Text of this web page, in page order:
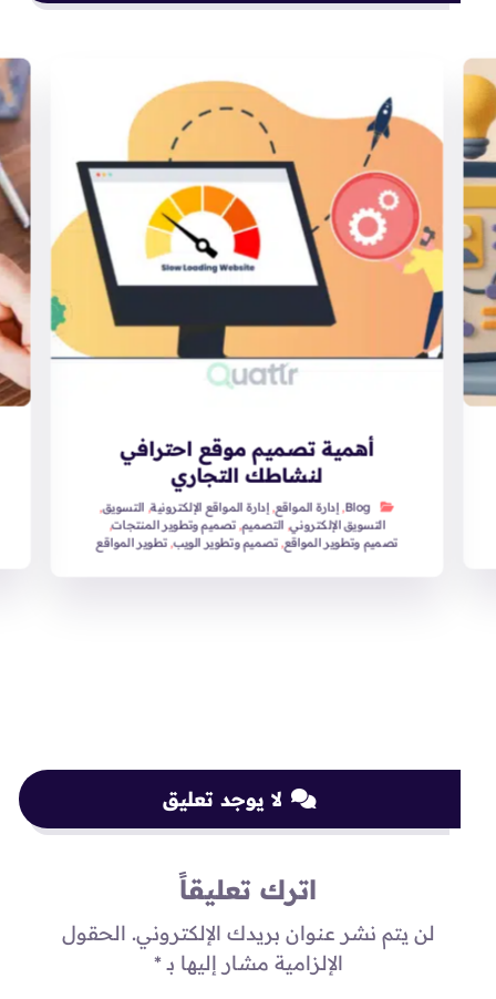
أهمية تصميم موقع احترافي
لنشاطك التجاري
Blog
, إدارة المواقع, إدارة المواقع الإلكترونية, التسويق,
التسويق الإلكتروني, التصميم, تصميم وتطوير المنتجات,
تصميم وتطوير المواقع, تصميم وتطوير الويب, تطوير المواقع
لا يوجد تعليق
اترك تعليقاً
لن يتم نشر عنوان بريدك الإلكتروني. الحقول
الإلزامية مشار إليها بـ*